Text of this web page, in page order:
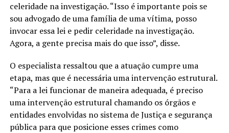
celeridade na investigação. “Isso é importante pois se
sou advogado de uma família de uma vítima, posso
invocar essa lei e pedir celeridade na investigação.
Agora, a gente precisa mais do que isso”, disse.
O especialista ressaltou que a atuação cumpre uma
etapa, mas que é necessária uma intervenção estrutural.
“Para a lei funcionar de maneira adequada, é preciso
uma intervenção estrutural chamando os órgãos e
entidades envolvidas no sistema de Justiça e segurança
pública para que posicione esses crimes como